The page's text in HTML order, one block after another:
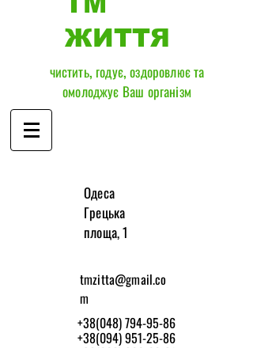
ЖИТТЯ
чистить, годує, оздоровлює та
омолоджує Ваш організм
​Одеса
Грецька
площа, 1
tmzitta@gmail.co
m
+38(048) 794-95-86
+38(094) 951-25-86